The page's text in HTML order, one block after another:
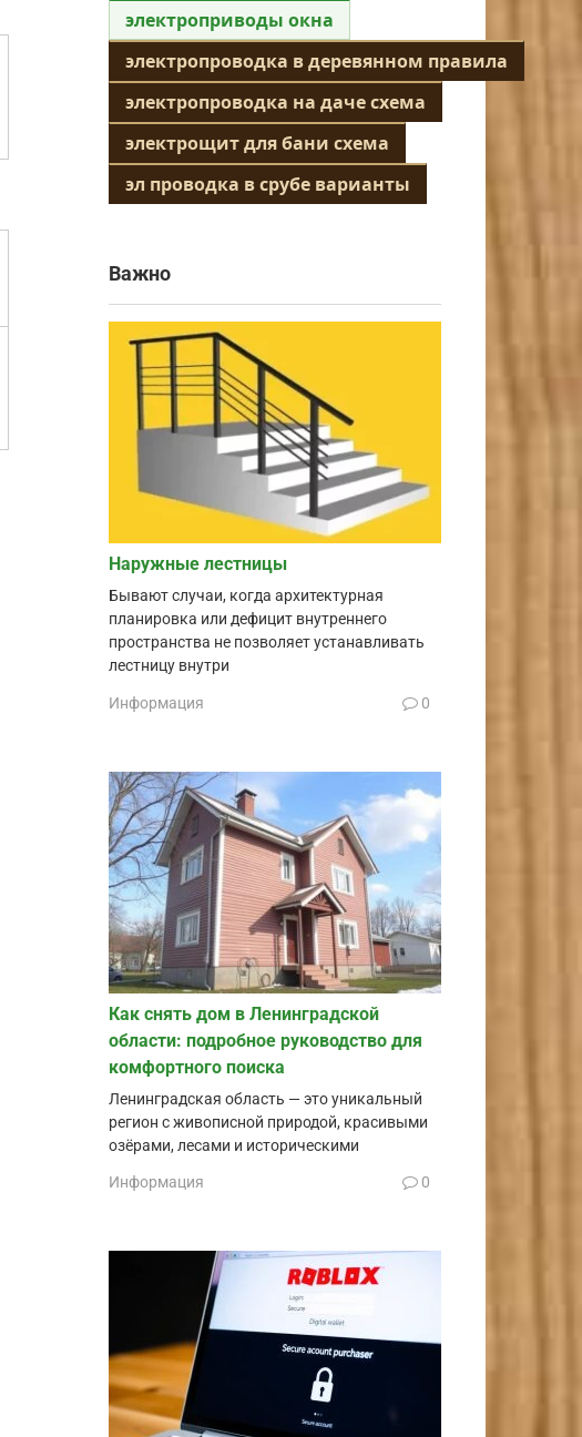
электроприводы окна
электропроводка в деревянном правила
электропроводка на даче схема
электрощит для бани схема
эл проводка в срубе варианты
Важно
Наружные лестницы
Бывают случаи, когда архитектурная
планировка или дефицит внутреннего
пространства не позволяет устанавливать
лестницу внутри
Информация 0
Как снять дом в Ленинградской
области: подробное руководство для
комфортного поиска
Ленинградская область — это уникальный
регион с живописной природой, красивыми
озёрами, лесами и историческими
Информация 0